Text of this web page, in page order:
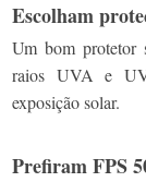
Escolham
Um bom protetor
raios UVA e
exposição solar.
Prefiram FPS